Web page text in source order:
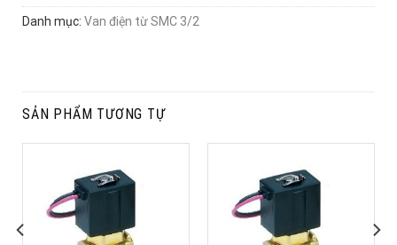
Danh mục: Van điện từ SMC 3/2
SẢN PHẨM TƯƠNG TỰ